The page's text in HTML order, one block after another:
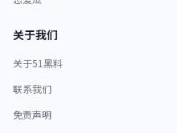
关于我们
关于51黑料
联系我们
免责声明